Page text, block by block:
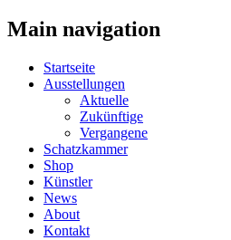
Main navigation
Startseite
Ausstellungen
Aktuelle
Zukünftige
Vergangene
Schatzkammer
Shop
Künstler
News
About
Kontakt